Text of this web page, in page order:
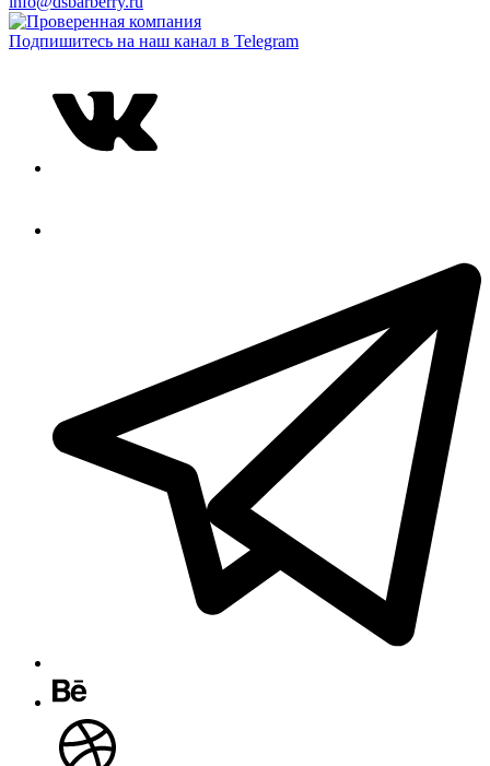
Подпишитесь на наш канал в Telegram